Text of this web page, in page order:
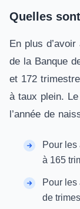
Quelles
En plus
de la Banque
et 172
à taux plein.
l’année de
Pour les
à 165
Pour les
de